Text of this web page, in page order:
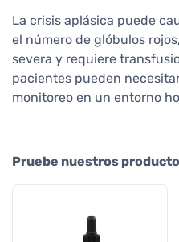
La crisis aplásica puede
el número de glóbulos
severa y requiere
pacientes pueden
monitoreo en un entorno
Pruebe nuestros